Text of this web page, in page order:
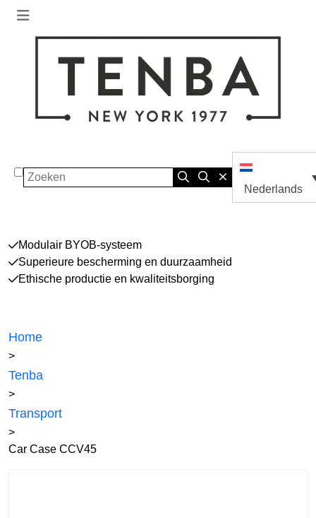
Zoeken
Nederlands
Modulair BYOB-systeem
Superieure bescherming en duurzaamheid
Ethische productie en kwaliteitsborging
Home
>
Tenba
>
Transport
>
Car Case CCV45